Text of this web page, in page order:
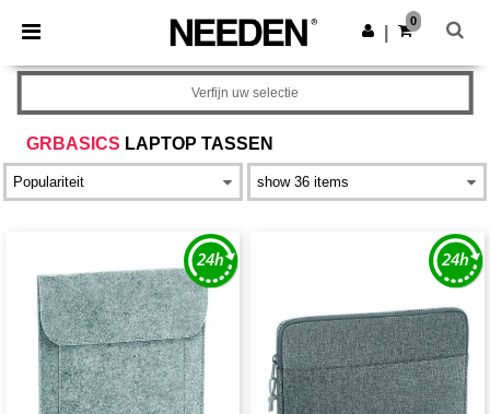
× Needen-app
Betere prijzen in de app!
Download app
0
GRBASICS LAPTOP TASSEN
Verfijn uw selectie